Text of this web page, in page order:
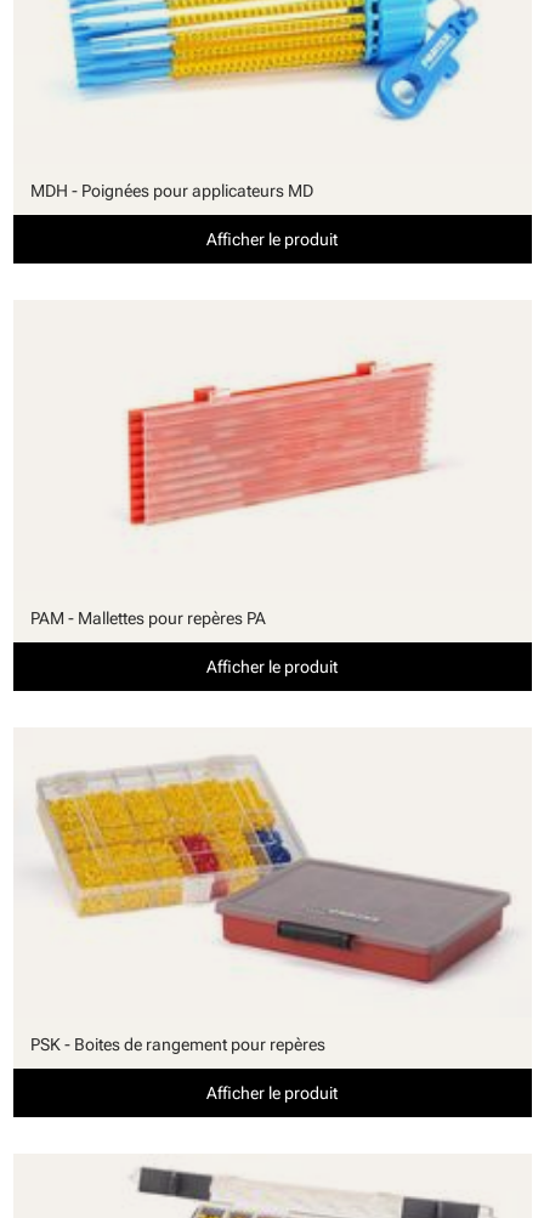
MDH - Poignées pour applicateurs MD
Afficher le produit
PAM - Mallettes pour repères PA
Afficher le produit
PSK - Boites de rangement pour repères
Afficher le produit